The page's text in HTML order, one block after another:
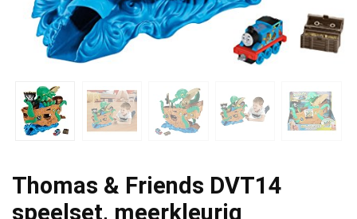
Thomas & Friends DVT14
speelset, meerkleurig